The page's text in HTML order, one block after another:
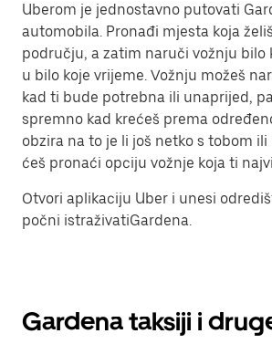
Uberom je jednostavno putovati
automobila. Pronađi mjesta koja
području, a zatim naruči vožnju bilo
u bilo koje vrijeme. Vožnju možeš
kad ti bude potrebna ili unaprijed,
spremno kad krećeš prema
obzira na to je li još netko s tobom
ćeš pronaći opciju vožnje koja ti
Otvori aplikaciju Uber i unesi
počni istraživatiGardena.
Gardena taksiji i